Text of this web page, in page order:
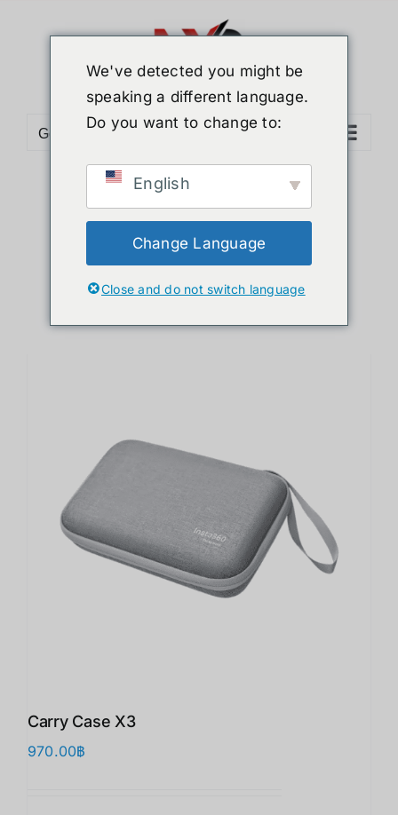
Go to...
Sort byDefault Order
Show12 Products
Carry Case X3
970.00฿
We've detected you might be
speaking a different language.
Do you want to change to:
English
Change Language
Close and do not switch language